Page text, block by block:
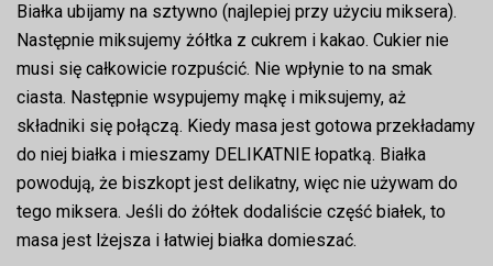
Białka ubijamy na sztywno (najlepiej przy użyciu miksera).
Następnie miksujemy żółtka z cukrem i kakao. Cukier nie
musi się całkowicie rozpuścić. Nie wpłynie to na smak
ciasta. Następnie wsypujemy mąkę i miksujemy, aż
składniki się połączą. Kiedy masa jest gotowa przekładamy
do niej białka i mieszamy DELIKATNIE łopatką. Białka
powodują, że biszkopt jest delikatny, więc nie używam do
tego miksera. Jeśli do żółtek dodaliście część białek, to
masa jest lżejsza i łatwiej białka domieszać.